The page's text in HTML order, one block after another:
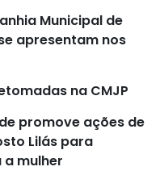
Municipal de
apresentam nos
na CMJP
promove ações de
Lilás para
mulher